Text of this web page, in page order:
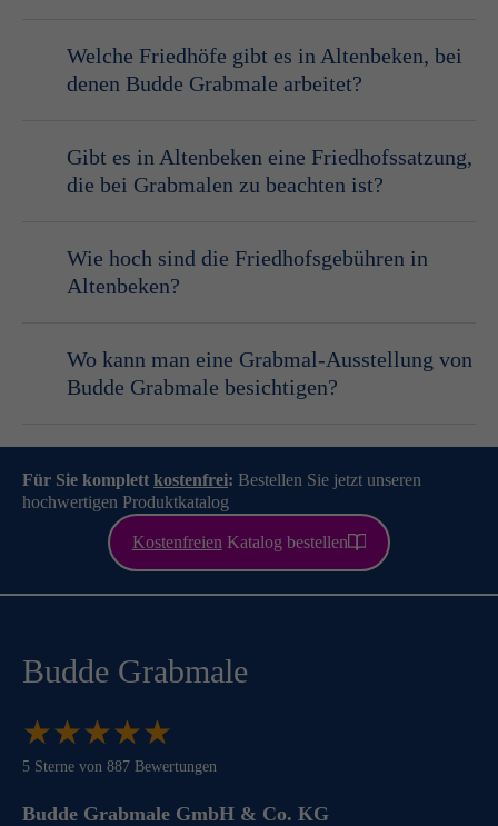
Welche Friedhöfe gibt es in Altenbeken, bei
denen Budde Grabmale arbeitet?
Gibt es in Altenbeken eine Friedhofssatzung,
die bei Grabmalen zu beachten ist?
Friedhofssatzung
friedhof/Friedhofssatzung_12.12.2024.pdf
Wie hoch sind die Friedhofsgebühren in
Altenbeken?
Wo kann man eine Grabmal-Ausstellung von
Budde Grabmale besichtigen?
Für Sie komplett kostenfrei: Bestellen Sie jetzt unseren
hochwertigen Produktkatalog
Kostenfreien Katalog bestellen
Budde Grabmale
★★★★★
★★★★★
5 Sterne von 887 Bewertungen
Budde Grabmale GmbH & Co. KG